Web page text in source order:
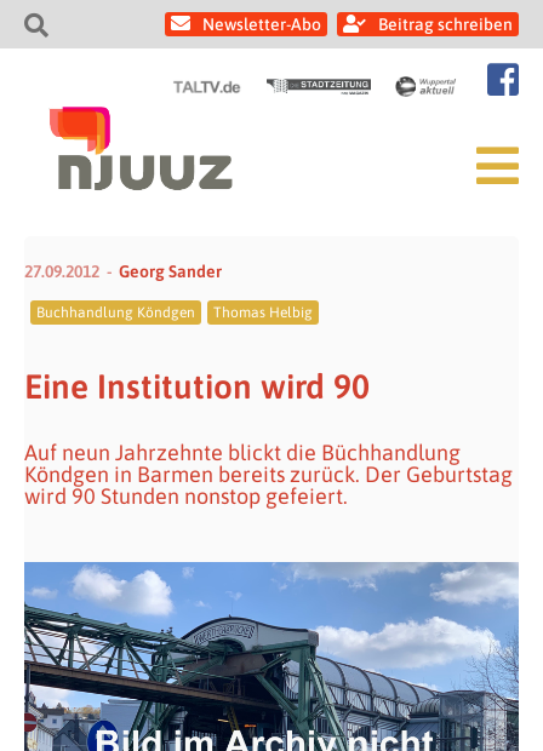
Newsletter-Abo Beitrag schreiben
27.09.2012 Georg Sander
Buchhandlung Köndgen Thomas Helbig
Eine Institution wird 90
Auf neun Jahrzehnte blickt die Büchhandlung
Köndgen in Barmen bereits zurück. Der Geburtstag
wird 90 Stunden nonstop gefeiert.